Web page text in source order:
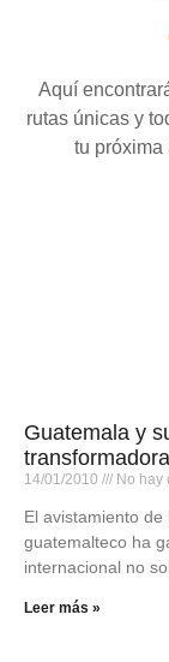
Aquí
rutas únicas y
tu próxima
Guatemala y
14/01/2010 No hay
El avistamiento
guatemalteco ha
internacional no
Leer más »